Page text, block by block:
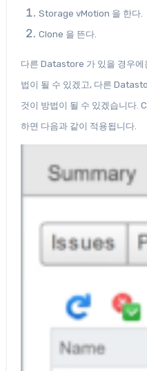
Storage vMotion 을 한다.
Clone 을 뜬다.
다른 Datastore 가 있을 경우
법이 될 수 있겠고, 다른
것이 방법이 될 수 있겠습니다.
하면 다음과 같이 적용됩니다.